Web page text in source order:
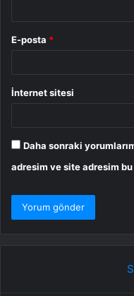
E-posta *
İnternet sitesi
Daha sonraki
adresim ve site adresim